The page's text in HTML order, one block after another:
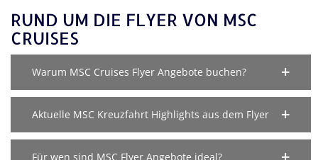
RUND UM DIE FLYER VON MSC
CRUISES
Warum MSC Cruises Flyer Angebote buchen?
Aktuelle MSC Kreuzfahrt Highlights aus dem Flyer
Für wen sind MSC Flyer Angebote ideal?